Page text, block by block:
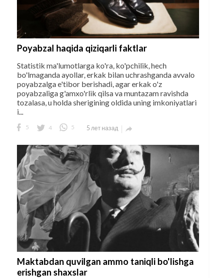
Poyabzal haqida qiziqarli faktlar
Statistik ma'lumotlarga ko'ra, ko'pchilik, hech
bo'lmaganda ayollar, erkak bilan uchrashganda avvalo
poyabzalga e'tibor berishadi, agar erkak o'z
poyabzaliga g'amxo'rlik qilsa va muntazam ravishda
tozalasa, u holda sherigining oldida uning imkoniyatlari
i...
5 4 5 5 лет назад 
Maktabdan quvilgan ammo taniqli bo'lishga
erishgan shaxslar